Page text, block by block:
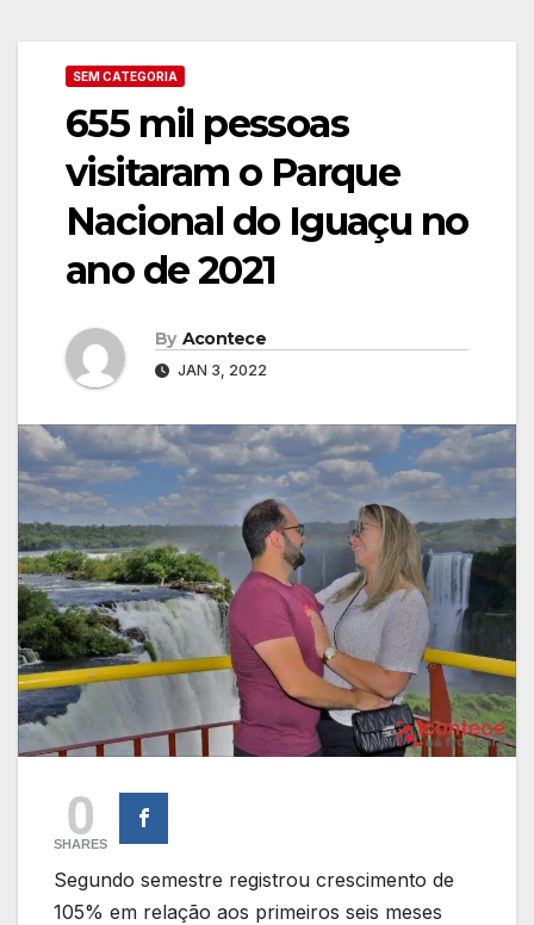
SEM CATEGORIA
655 mil pessoas
visitaram o Parque
Nacional do Iguaçu no
ano de 2021
By Acontece
JAN 3, 2022
0
SHARES
Segundo semestre registrou crescimento de
105% em relação aos primeiros seis meses